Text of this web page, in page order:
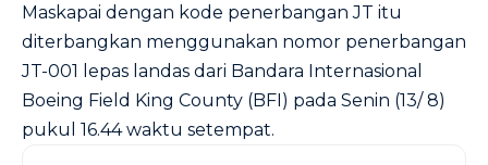
Maskapai dengan kode penerbangan JT itu
diterbangkan menggunakan nomor penerbangan
JT-001 lepas landas dari Bandara Internasional
Boeing Field King County (BFI) pada Senin (13/ 8)
pukul 16.44 waktu setempat.